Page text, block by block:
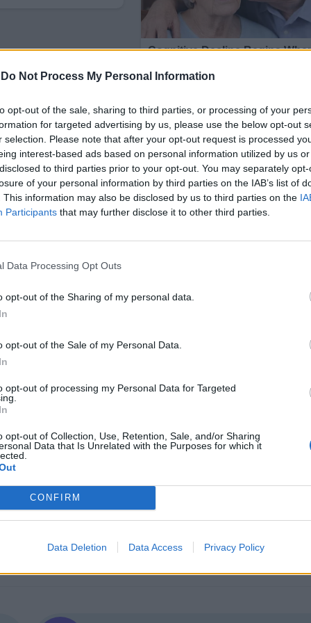
Do Not Process My Personal Information
opt-out of the sale, sharing to third parties, or processing of your
for targeted advertising by us, please use the below opt-out
selection. Please note that after your opt-out request is processed
interest-based ads based on personal information utilized by us
to third parties prior to your opt-out. You may separately
of your personal information by third parties on the IAB’s list of
This information may also be disclosed by us to third parties on the
Participants that may further disclose it to other third parties.
Data Processing Opt Outs
opt-out of the Sharing of my personal data.
opt-out of the Sale of my Personal Data.
opt-out of processing my Personal Data for Targeted
opt-out of Collection, Use, Retention, Sale, and/or Sharing
Data that Is Unrelated with the Purposes for which it
CONFIRM
Data Deletion Data Access Privacy Policy
клас (допълнителната седмица е за проектни
в спортни училища) и за учениците от VII
с професионална подготовка);
с дуална система на обучение).
НОВИНИ »